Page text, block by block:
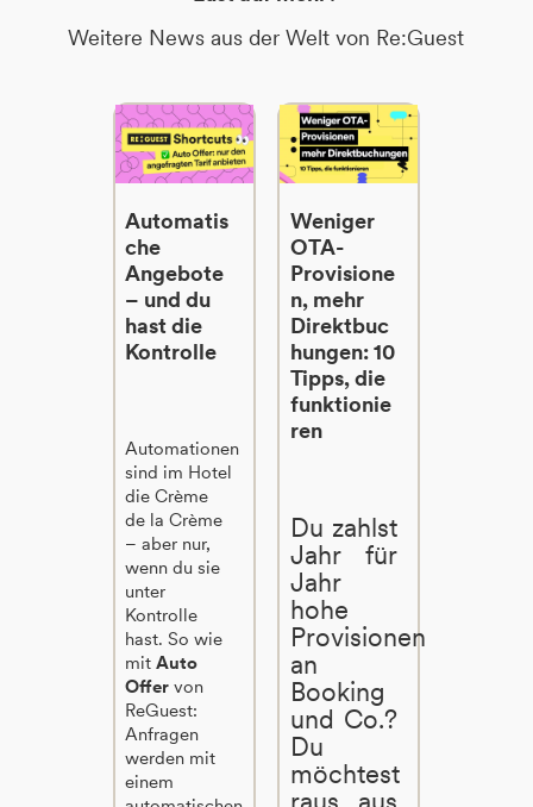
Weitere News aus der Welt von Re:Guest
Automatis
che
Angebote
– und du
hast die
Kontrolle
Automationen
sind im Hotel
die Crème
de la Crème
– aber nur,
wenn du sie
unter
Kontrolle
hast. So wie
mitAuto
Offer von
ReGuest:
Anfragen
werden mit
einem
Weniger
OTA-
Provisione
n, mehr
Direktbuc
hungen: 10
Tipps, die
funktionie
ren
Du zahlst
Jahr für
Jahr
hohe
Provisionen
an
Booking
und Co.?
Du
möchtest
raus aus